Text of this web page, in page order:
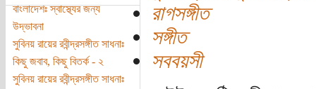
বাংলাদেশঃ স্বাস্থ্যের জন্য
উদ্ভাবনা
সুবিনয় রায়ের রবীন্দ্রসঙ্গীত সাধনাঃ
কিছু জবাব, কিছু বিতর্ক - ২
সুবিনয় রায়ের রবীন্দ্রসঙ্গীত সাধনাঃ
রাগসঙ্গীত
সঙ্গীত
সববয়সী